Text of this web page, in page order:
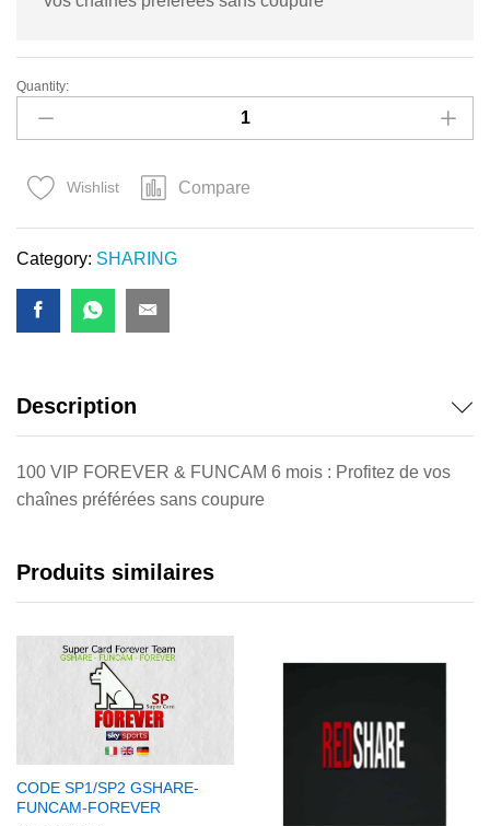
VIP
FOREVER
FUNCAM
6.MOIS
quantity
Quantity:
Wishlist Compare
Category: SHARING
Description
100 VIP FOREVER & FUNCAM 6 mois : Profitez de vos
chaînes préférées sans coupure
Produits similaires
CODE SP1/SP2 GSHARE-
FUNCAM-FOREVER